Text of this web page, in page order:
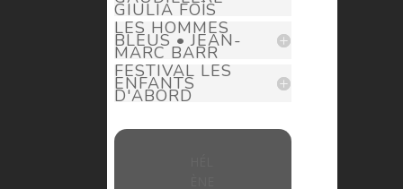
GIULIA FOÏS
LES HOMMES
BLEUS • JEAN-
MARC BARR
FESTIVAL LES
ENFANTS
D'ABORD